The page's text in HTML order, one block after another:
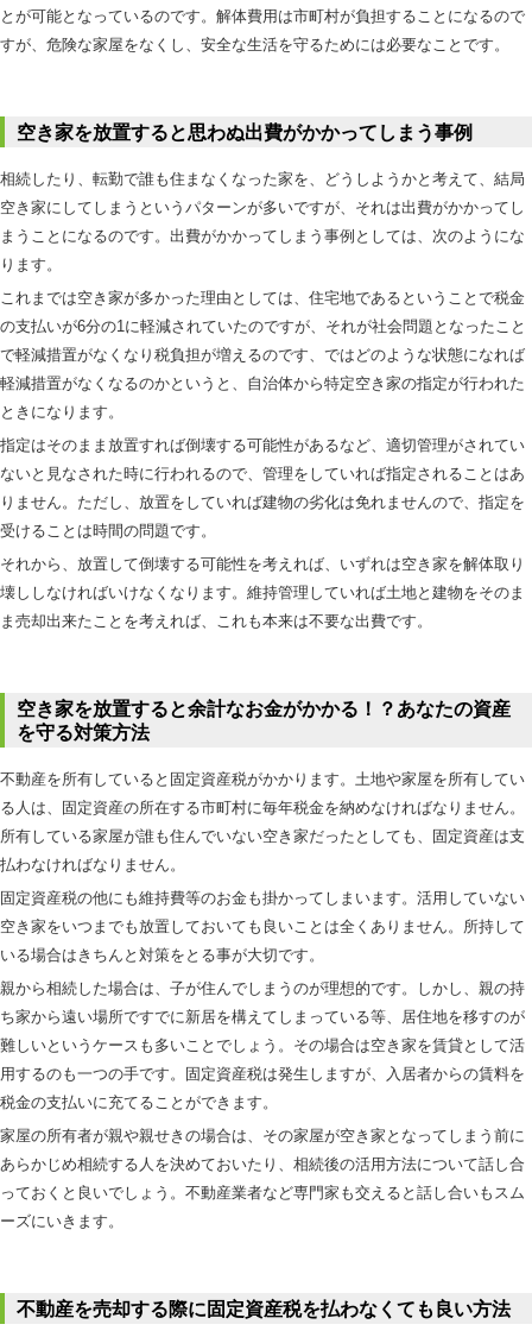
とが可能となっているのです。解体費用は市町村が負担することになるので
すが、危険な家屋をなくし、安全な生活を守るためには必要なことです。
空き家を放置すると思わぬ出費がかかってしまう事例
相続したり、転勤で誰も住まなくなった家を、どうしようかと考えて、結局
空き家にしてしまうというパターンが多いですが、それは出費がかかってし
まうことになるのです。出費がかかってしまう事例としては、次のようにな
ります。
これまでは空き家が多かった理由としては、住宅地であるということで税金
の支払いが6分の1に軽減されていたのですが、それが社会問題となったこと
で軽減措置がなくなり税負担が増えるのです、ではどのような状態になれば
軽減措置がなくなるのかというと、自治体から特定空き家の指定が行われた
ときになります。
指定はそのまま放置すれば倒壊する可能性があるなど、適切管理がされてい
ないと見なされた時に行われるので、管理をしていれば指定されることはあ
りません。ただし、放置をしていれば建物の劣化は免れませんので、指定を
受けることは時間の問題です。
それから、放置して倒壊する可能性を考えれば、いずれは空き家を解体取り
壊ししなければいけなくなります。維持管理していれば土地と建物をそのま
ま売却出来たことを考えれば、これも本来は不要な出費です。
空き家を放置すると余計なお金がかかる！？あなたの資産
を守る対策方法
不動産を所有していると固定資産税がかかります。土地や家屋を所有してい
る人は、固定資産の所在する市町村に毎年税金を納めなければなりません。
所有している家屋が誰も住んでいない空き家だったとしても、固定資産は支
払わなければなりません。
固定資産税の他にも維持費等のお金も掛かってしまいます。活用していない
空き家をいつまでも放置しておいても良いことは全くありません。所持して
いる場合はきちんと対策をとる事が大切です。
親から相続した場合は、子が住んでしまうのが理想的です。しかし、親の持
ち家から遠い場所ですでに新居を構えてしまっている等、居住地を移すのが
難しいというケースも多いことでしょう。その場合は空き家を賃貸として活
用するのも一つの手です。固定資産税は発生しますが、入居者からの賃料を
税金の支払いに充てることができます。
家屋の所有者が親や親せきの場合は、その家屋が空き家となってしまう前に
あらかじめ相続する人を決めておいたり、相続後の活用方法について話し合
っておくと良いでしょう。不動産業者など専門家も交えると話し合いもスム
ーズにいきます。
不動産を売却する際に固定資産税を払わなくても良い方法